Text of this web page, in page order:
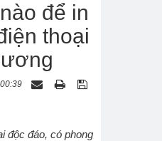
để in
thoại
độc đáo, có phong